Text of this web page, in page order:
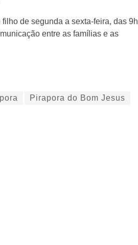
de segunda a sexta-feira, das 9h
entre as famílias e as
Pirapora do Bom Jesus